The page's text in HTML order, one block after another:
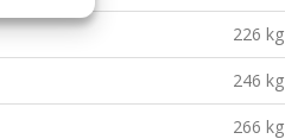
226 kg
246 kg
266 kg